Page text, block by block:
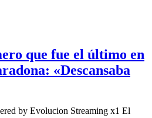
que fue el último en
«Descansaba
by Evolucion Streaming x1 El